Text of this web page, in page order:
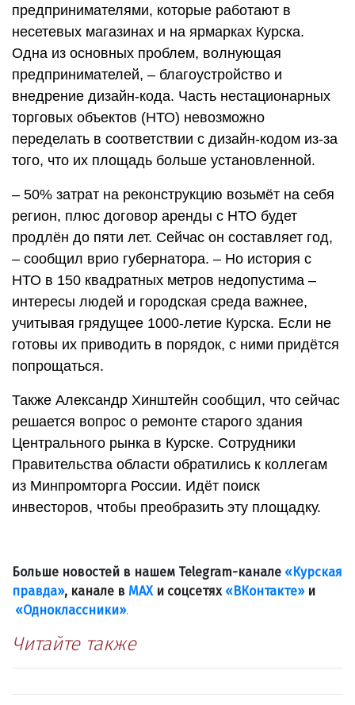
предпринимателями, которые работают в
несетевых магазинах и на ярмарках Курска.
Одна из основных проблем, волнующая
предпринимателей, – благоустройство и
внедрение дизайн-кода. Часть нестационарных
торговых объектов (НТО) невозможно
переделать в соответствии с дизайн-кодом из-за
того, что их площадь больше установленной.
– 50% затрат на реконструкцию возьмёт на себя
регион, плюс договор аренды с НТО будет
продлён до пяти лет. Сейчас он составляет год,
– сообщил врио губернатора. – Но история с
НТО в 150 квадратных метров недопустима –
интересы людей и городская среда важнее,
учитывая грядущее 1000-летие Курска. Если не
готовы их приводить в порядок, с ними придётся
попрощаться.
Также Александр Хинштейн сообщил, что сейчас
решается вопрос о ремонте старого здания
Центрального рынка в Курске. Сотрудники
Правительства области обратились к коллегам
из Минпромторга России. Идёт поиск
инвесторов, чтобы преобразить эту площадку.
Больше новостей в нашем Telegram-канале «Курская
правда», канале в МАХи соцсетях «ВКонтакте»и
«Одноклассники».
Читайте также